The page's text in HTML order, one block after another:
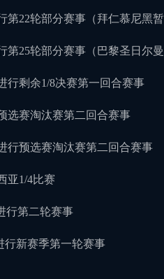
22轮部分赛事（拜仁慕尼黑
25轮部分赛事（巴黎圣日尔
行剩余1/8决赛第一回合赛事
选赛淘汰赛第二回合赛事
行预选赛淘汰赛第二回合赛事
亚1/4比赛
行第二轮赛事
新赛季第一轮赛事